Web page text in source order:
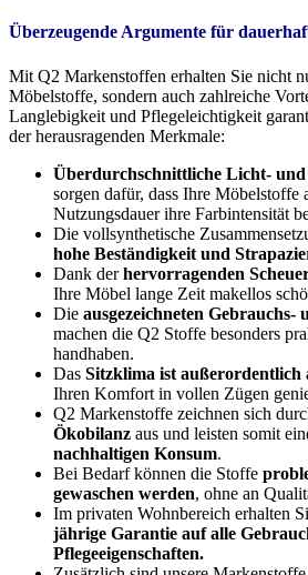
Überzeugende Argumente für
Mit Q2 Markenstoffen erhalten Sie nicht
Möbelstoffe, sondern auch zahlreiche
Langlebigkeit und Pflegeleichtigkeit
der herausragenden Merkmale:
Überdurchschnittliche Licht-
sorgen dafür, dass Ihre Möbelstoffe
Nutzungsdauer ihre Farbintensität
Die vollsynthetische
hohe Beständigkeit und
Dank derhervorragenden
Ihre Möbel lange Zeit makellos
Die ausgezeichneten Gebrauchs-
machen die Q2 Stoffe besonders
handhaben.
Das Sitzklima ist außerordentlich
Ihren Komfort in vollen Zügen
Q2 Markenstoffe zeichnen sich
Ökobilanz aus und leisten somit
nachhaltigen Konsum.
Bei Bedarf können die Stoffe
gewaschen werden, ohne an
Im privaten Wohnbereich erhalten
jährige Garantie auf alle
Pflegeeigenschaften.